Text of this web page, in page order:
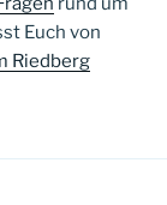
Euch von
Riedberg